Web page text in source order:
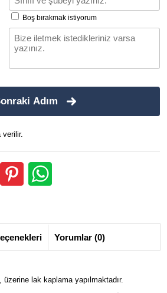
Boş bırakmak istiyorum
Adım
verilir.
Yorumlar (0)
üzerine lak kaplama yapılmaktadır.